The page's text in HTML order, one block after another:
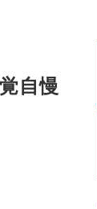
自慢